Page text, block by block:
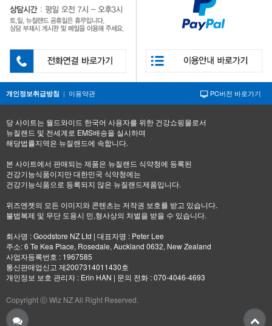
개인정보취급방침 | 이용약관 PC버전 바로가기
당 사이트는 월드와이드 한국어 사용자를 위한 건강쇼핑몰로서
뉴질랜드 및 전세계로 EMS배송을 실시하며
해당법률지역은 뉴질랜드에 속합니다.
본 사이트에서 판매되는 제품은 뉴질랜드 식약청에 등록된
건강기능식품이지만 대한민국 식약청에는
건강기능식품으로 등록되지 않은 뉴질랜드제품입니다.
위즈엔젯의 모든 이미지와 콘텐츠는 저작권 보호를 받고 있습니다.
불법복제 및 무단 도용시 민,형사상의 처벌을 받을 수 있습니다.
회사명 : Goodstore NZ Ltd | 대표자명 : Peter Lee
주소: 6 Te Kea Place, Rosedale, Auckland 0632, New Zealand
사업자등록번호 : 1967585
통신판매업신고 제2007314011430호
개인정보 보호 관리자 : Erin HAN | 문의 전화 : 070-4046-4693
Copyright ⓒ Wiz NZ All Right Reserved.